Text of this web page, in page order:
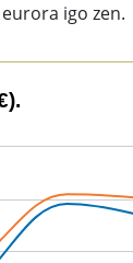
igo zen.